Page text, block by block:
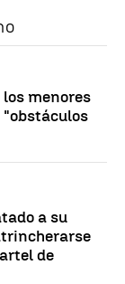
menores
a su
de